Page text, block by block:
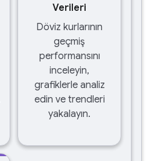
Verileri
Döviz kurlarının
geçmiş
performansını
inceleyin,
grafiklerle analiz
edin ve trendleri
yakalayın.